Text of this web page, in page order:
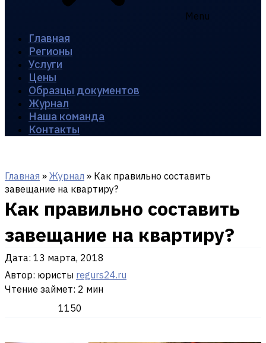
Menu
Главная
Регионы
Услуги
Цены
Образцы документов
Журнал
Наша команда
Контакты
Главная » Журнал » Как правильно составить
завещание на квартиру?
Как правильно составить
завещание на квартиру?
Дата: 13 марта, 2018
Автор: юристы regurs24.ru
Чтение займет: 2 мин
1150